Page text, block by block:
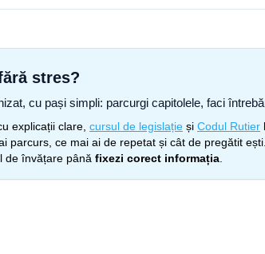
stres?
cu pași simpli: parcurgi capitolele, faci
cu explicații clare, cursul de legislație și Codul Rutier
parcurs, ce mai ai de repetat și cât de pregătit ești.
de învățare până fixezi corect informația